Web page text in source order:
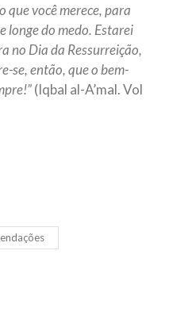
que você merece, para
longe do medo. Estarei
no Dia da Ressurreição,
se, então, que o bem-
(Iqbal al-A’mal. Vol